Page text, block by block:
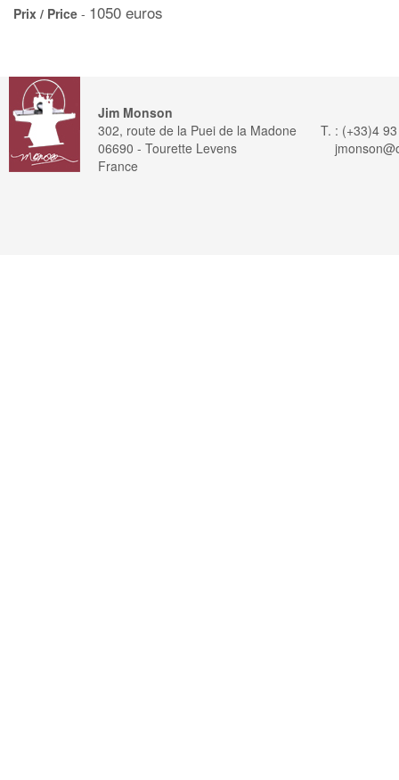
Prix / Price - 1050 euros
Jim Monson
302, route de la Puei de la Madone
06690 - Tourette Levens
France
T. : (+33)4